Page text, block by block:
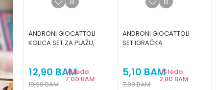
ANDRONI GIOCATTOLI
KOLICA SET ZA PLAŽU,
12,90 BAM
Ušteda
7,00 BAM
19,90BAM
ANDRONI GIOCATTOLI
SET IGRAČKA
5,10 BAMUšteda
2,80 BAM
7,90BAM